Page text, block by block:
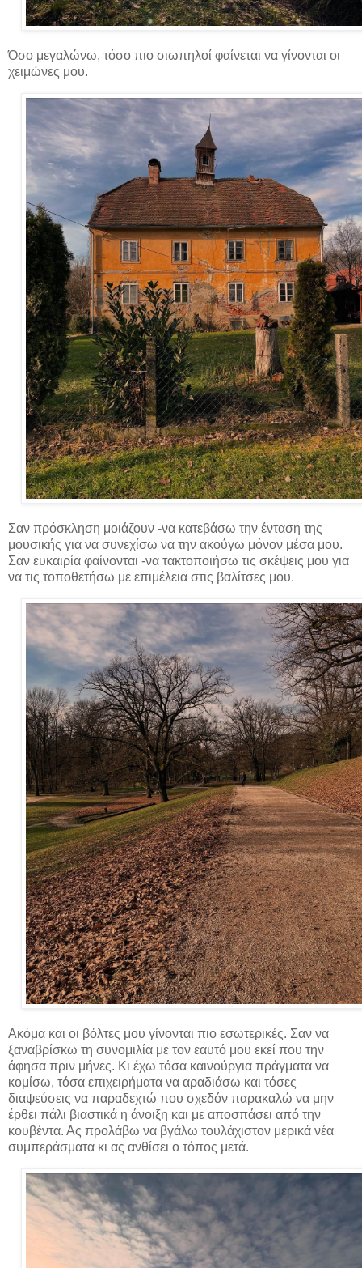
Όσο μεγαλώνω, τόσο πιο σιωπηλοί φαίνεται να γίνονται οι
χειμώνες μου.
Σαν πρόσκληση μοιάζουν -να κατεβάσω την ένταση της
μουσικής για να συνεχίσω να την ακούγω μόνον μέσα μου.
Σαν ευκαιρία φαίνονται -να τακτοποιήσω τις σκέψεις μου για
να τις τοποθετήσω με επιμέλεια στις βαλίτσες μου.
Ακόμα και οι βόλτες μου γίνονται πιο εσωτερικές. Σαν να
ξαναβρίσκω τη συνομιλία με τον εαυτό μου εκεί που την
άφησα πριν μήνες. Κι έχω τόσα καινούργια πράγματα να
κομίσω, τόσα επιχειρήματα να αραδιάσω και τόσες
διαψεύσεις να παραδεχτώ που σχεδόν παρακαλώ να μην
έρθει πάλι βιαστικά η άνοιξη και με αποσπάσει από την
κουβέντα. Ας προλάβω να βγάλω τουλάχιστον μερικά νέα
συμπεράσματα κι ας ανθίσει ο τόπος μετά.